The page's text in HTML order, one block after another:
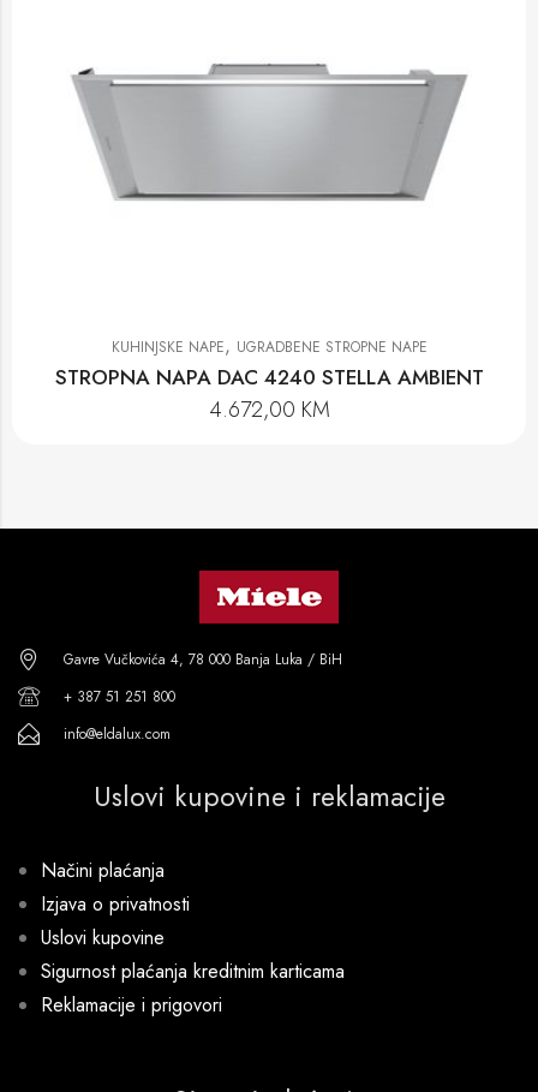
KUHINJSKE NAPE, UGRADBENE STROPNE NAPE
STROPNA NAPA DAC 4240 STELLA AMBIENT
4.672,00 KM
Gavre Vučkovića 4, 78 000 Banja Luka / BiH
+ 387 51 251 800
info@eldalux.com
Uslovi kupovine i reklamacije
Načini plaćanja
Izjava o privatnosti
Uslovi kupovine
Sigurnost plaćanja kreditnim karticama
Reklamacije i prigovori